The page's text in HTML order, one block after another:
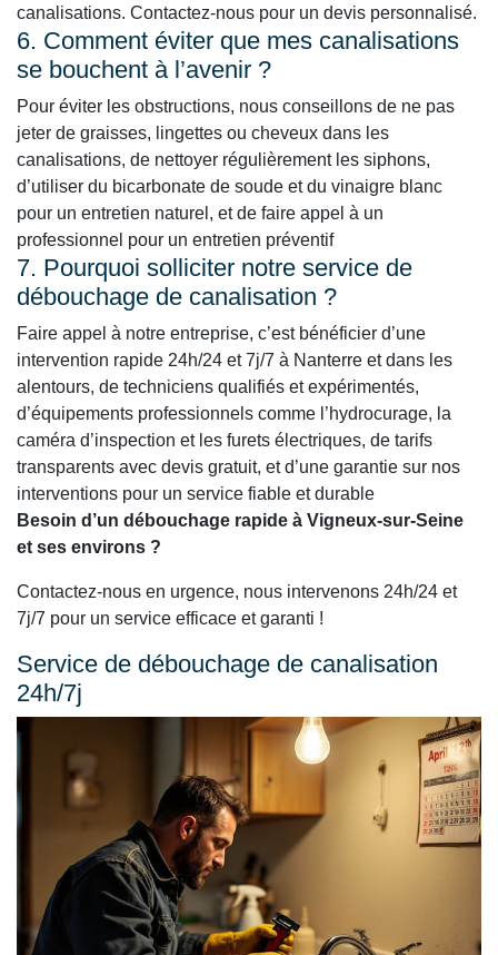
canalisations. Contactez-nous pour un devis personnalisé.
6. Comment éviter que mes canalisations
se bouchent à l’avenir ?
Pour éviter les obstructions, nous conseillons de ne pas
jeter de graisses, lingettes ou cheveux dans les
canalisations, de nettoyer régulièrement les siphons,
d’utiliser du bicarbonate de soude et du vinaigre blanc
pour un entretien naturel, et de faire appel à un
professionnel pour un entretien préventif
7. Pourquoi solliciter notre service de
débouchage de canalisation ?
Faire appel à notre entreprise, c’est bénéficier d’une
intervention rapide 24h/24 et 7j/7 à Nanterre et dans les
alentours, de techniciens qualifiés et expérimentés,
d’équipements professionnels comme l’hydrocurage, la
caméra d’inspection et les furets électriques, de tarifs
transparents avec devis gratuit, et d’une garantie sur nos
interventions pour un service fiable et durable
Besoin d’un débouchage rapide à Vigneux-sur-Seine
et ses environs ?
Contactez-nous en urgence, nous intervenons 24h/24 et
7j/7 pour un service efficace et garanti !
Service de débouchage de canalisation
24h/7j